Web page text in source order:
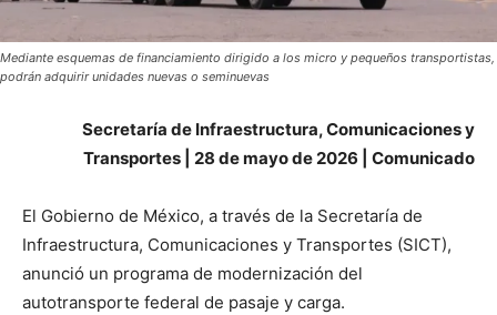
Mediante esquemas de financiamiento dirigido a los micro y pequeños transportistas,
podrán adquirir unidades nuevas o seminuevas
Secretaría de Infraestructura, Comunicaciones y
Transportes | 28 de mayo de 2026 | Comunicado
El Gobierno de México, a través de la Secretaría de
Infraestructura, Comunicaciones y Transportes (SICT),
anunció un programa de modernización del
autotransporte federal de pasaje y carga.